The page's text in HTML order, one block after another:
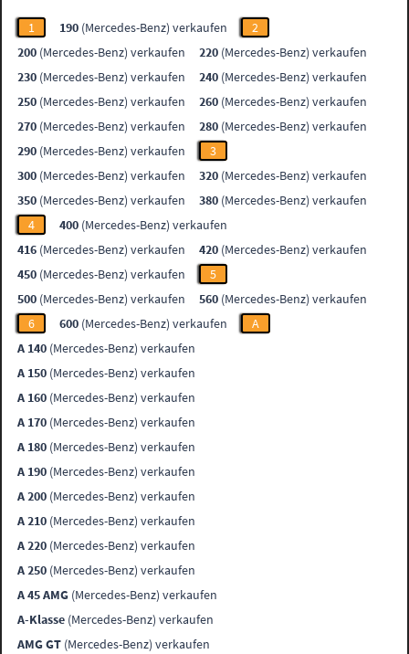
1 190 (Mercedes-Benz) verkaufen
2
200 (Mercedes-Benz) verkaufen 220 (Mercedes-Benz) verkaufen
230 (Mercedes-Benz) verkaufen 240 (Mercedes-Benz) verkaufen
250 (Mercedes-Benz) verkaufen 260 (Mercedes-Benz) verkaufen
270 (Mercedes-Benz) verkaufen 280 (Mercedes-Benz) verkaufen
290 (Mercedes-Benz) verkaufen
3
300 (Mercedes-Benz) verkaufen 320 (Mercedes-Benz) verkaufen
350 (Mercedes-Benz) verkaufen 380 (Mercedes-Benz) verkaufen
4
400 (Mercedes-Benz) verkaufen
416 (Mercedes-Benz) verkaufen 420 (Mercedes-Benz) verkaufen
450 (Mercedes-Benz) verkaufen
5
500 (Mercedes-Benz) verkaufen 560 (Mercedes-Benz) verkaufen
6
600 (Mercedes-Benz) verkaufen
A
A 140 (Mercedes-Benz) verkaufen
A 150 (Mercedes-Benz) verkaufen
A 160 (Mercedes-Benz) verkaufen
A 170 (Mercedes-Benz) verkaufen
A 180 (Mercedes-Benz) verkaufen
A 190 (Mercedes-Benz) verkaufen
A 200 (Mercedes-Benz) verkaufen
A 210 (Mercedes-Benz) verkaufen
A 220 (Mercedes-Benz) verkaufen
A 250 (Mercedes-Benz) verkaufen
A 45 AMG (Mercedes-Benz) verkaufen
A-Klasse (Mercedes-Benz) verkaufen
AMG GT (Mercedes-Benz) verkaufen